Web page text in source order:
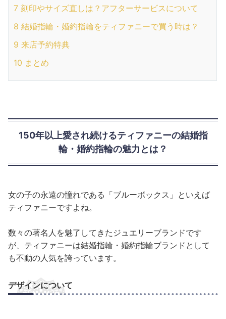
7 刻印やサイズ直しは？アフターサービスについて
8 結婚指輪・婚約指輪をティファニーで買う時は？
9 来店予約特典
10 まとめ
150年以上愛され続けるティファニーの結婚指
輪・婚約指輪の魅力とは？
女の子の永遠の憧れである「ブルーボックス」といえば
ティファニーですよね。
数々の著名人を魅了してきたジュエリーブランドです
が、ティファニーは結婚指輪・婚約指輪ブランドとして
も不動の人気を誇っています。
デザインについて